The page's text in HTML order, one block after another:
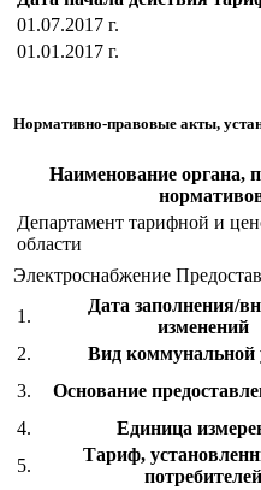
01.07.2017 г.
01.01.2017 г.
Нормативно-правовые акты,
Наименование органа,
Департамент тарифной и
области
Электроснабжение
1.
Дата заполнения/
изменений
2.
Вид коммунальной
3.
Основание
4.
Единица
5.
Тариф,
потребителей